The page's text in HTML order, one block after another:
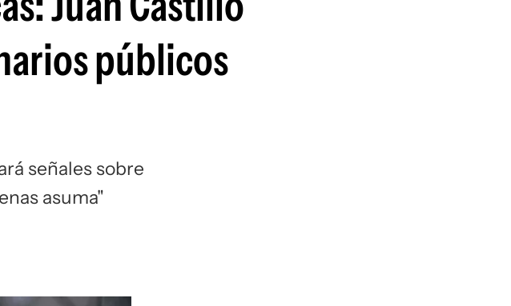
públicos
señales sobre
asuma"